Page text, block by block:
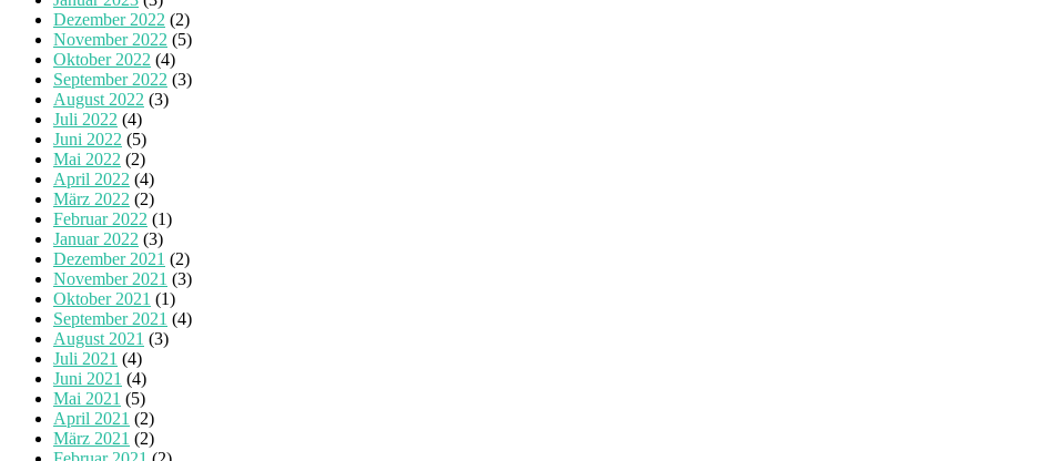
Dezember 2022 (2)
November 2022 (5)
Oktober 2022 (4)
September 2022 (3)
August 2022 (3)
Juli 2022 (4)
Juni 2022 (5)
Mai 2022 (2)
April 2022 (4)
März 2022 (2)
Februar 2022 (1)
Januar 2022 (3)
Dezember 2021 (2)
November 2021 (3)
Oktober 2021 (1)
September 2021 (4)
August 2021 (3)
Juli 2021 (4)
Juni 2021 (4)
Mai 2021 (5)
April 2021 (2)
März 2021 (2)